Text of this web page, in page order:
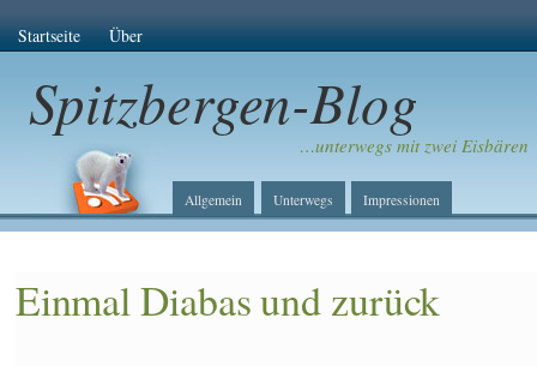
Startseite Über
Spitzbergen-Blog
…unterwegs mit zwei Eisbären
Allgemein Unterwegs Impressionen
Einmal Diabas und zurück